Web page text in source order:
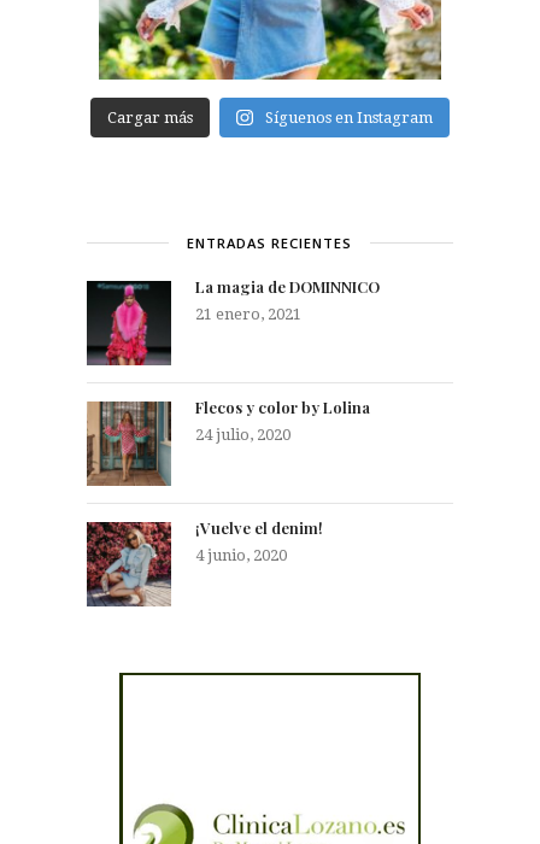
Cargar más Síguenos en Instagram
ENTRADAS RECIENTES
La magia de DOMINNICO
21 enero, 2021
Flecos y color by Lolina
24 julio, 2020
¡Vuelve el denim!
4 junio, 2020